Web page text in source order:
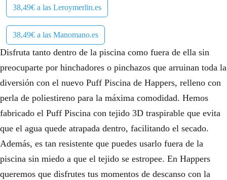
38,49€ a las Leroymerlin.es
38,49€ a las Manomano.es
Disfruta tanto dentro de la piscina como fuera de ella sin
preocuparte por hinchadores o pinchazos que arruinan toda la
diversión con el nuevo Puff Piscina de Happers, relleno con
perla de poliestireno para la máxima comodidad. Hemos
fabricado el Puff Piscina con tejido 3D traspirable que evita
que el agua quede atrapada dentro, facilitando el secado.
Además, es tan resistente que puedes usarlo fuera de la
piscina sin miedo a que el tejido se estropee. En Happers
queremos que disfrutes tus momentos de descanso con la